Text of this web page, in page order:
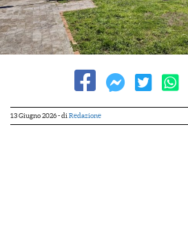
13 Giugno 2026- di Redazione